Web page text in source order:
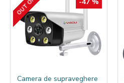
Camera de supraveghere